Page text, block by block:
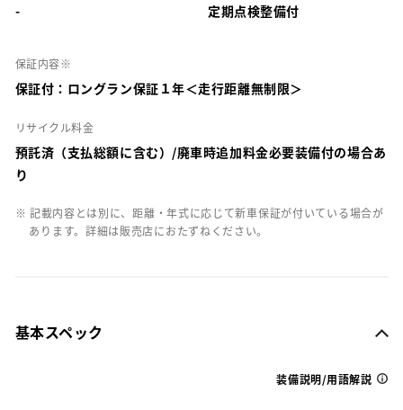
- 定期点検整備付
保証内容※
保証付：ロングラン保証１年＜走行距離無制限＞
リサイクル料金
預託済（支払総額に含む）/廃車時追加料金必要装備付の場合あ
り
※ 記載内容とは別に、距離・年式に応じて新車保証が付いている場合が
あります。詳細は販売店におたずねください。
基本スペック
装備説明/用語解説